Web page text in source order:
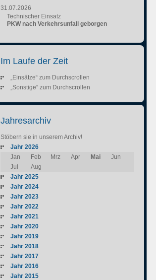
31.07.2026
Technischer Einsatz
PKW nach Verkehrsunfall geborgen
Im Laufe der Zeit
„Einsätze“ zum Durchscrollen
„Sonstige“ zum Durchscrollen
Jahresarchiv
Stöbern sie in unserem Archiv!
Jahr 2026
Jan
Feb Mrz Apr Mai
Jun
Jul
Aug
Jahr 2025
Jahr 2024
Jahr 2023
Jahr 2022
Jahr 2021
Jahr 2020
Jahr 2019
Jahr 2018
Jahr 2017
Jahr 2016
Jahr 2015